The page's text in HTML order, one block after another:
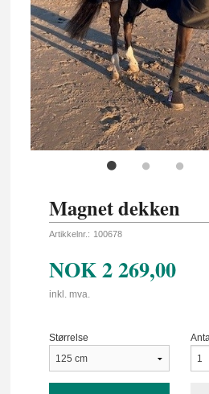
Magnet dekken
Artikkelnr.: 100678
NOK2 269,00
inkl. mva.
Størrelse